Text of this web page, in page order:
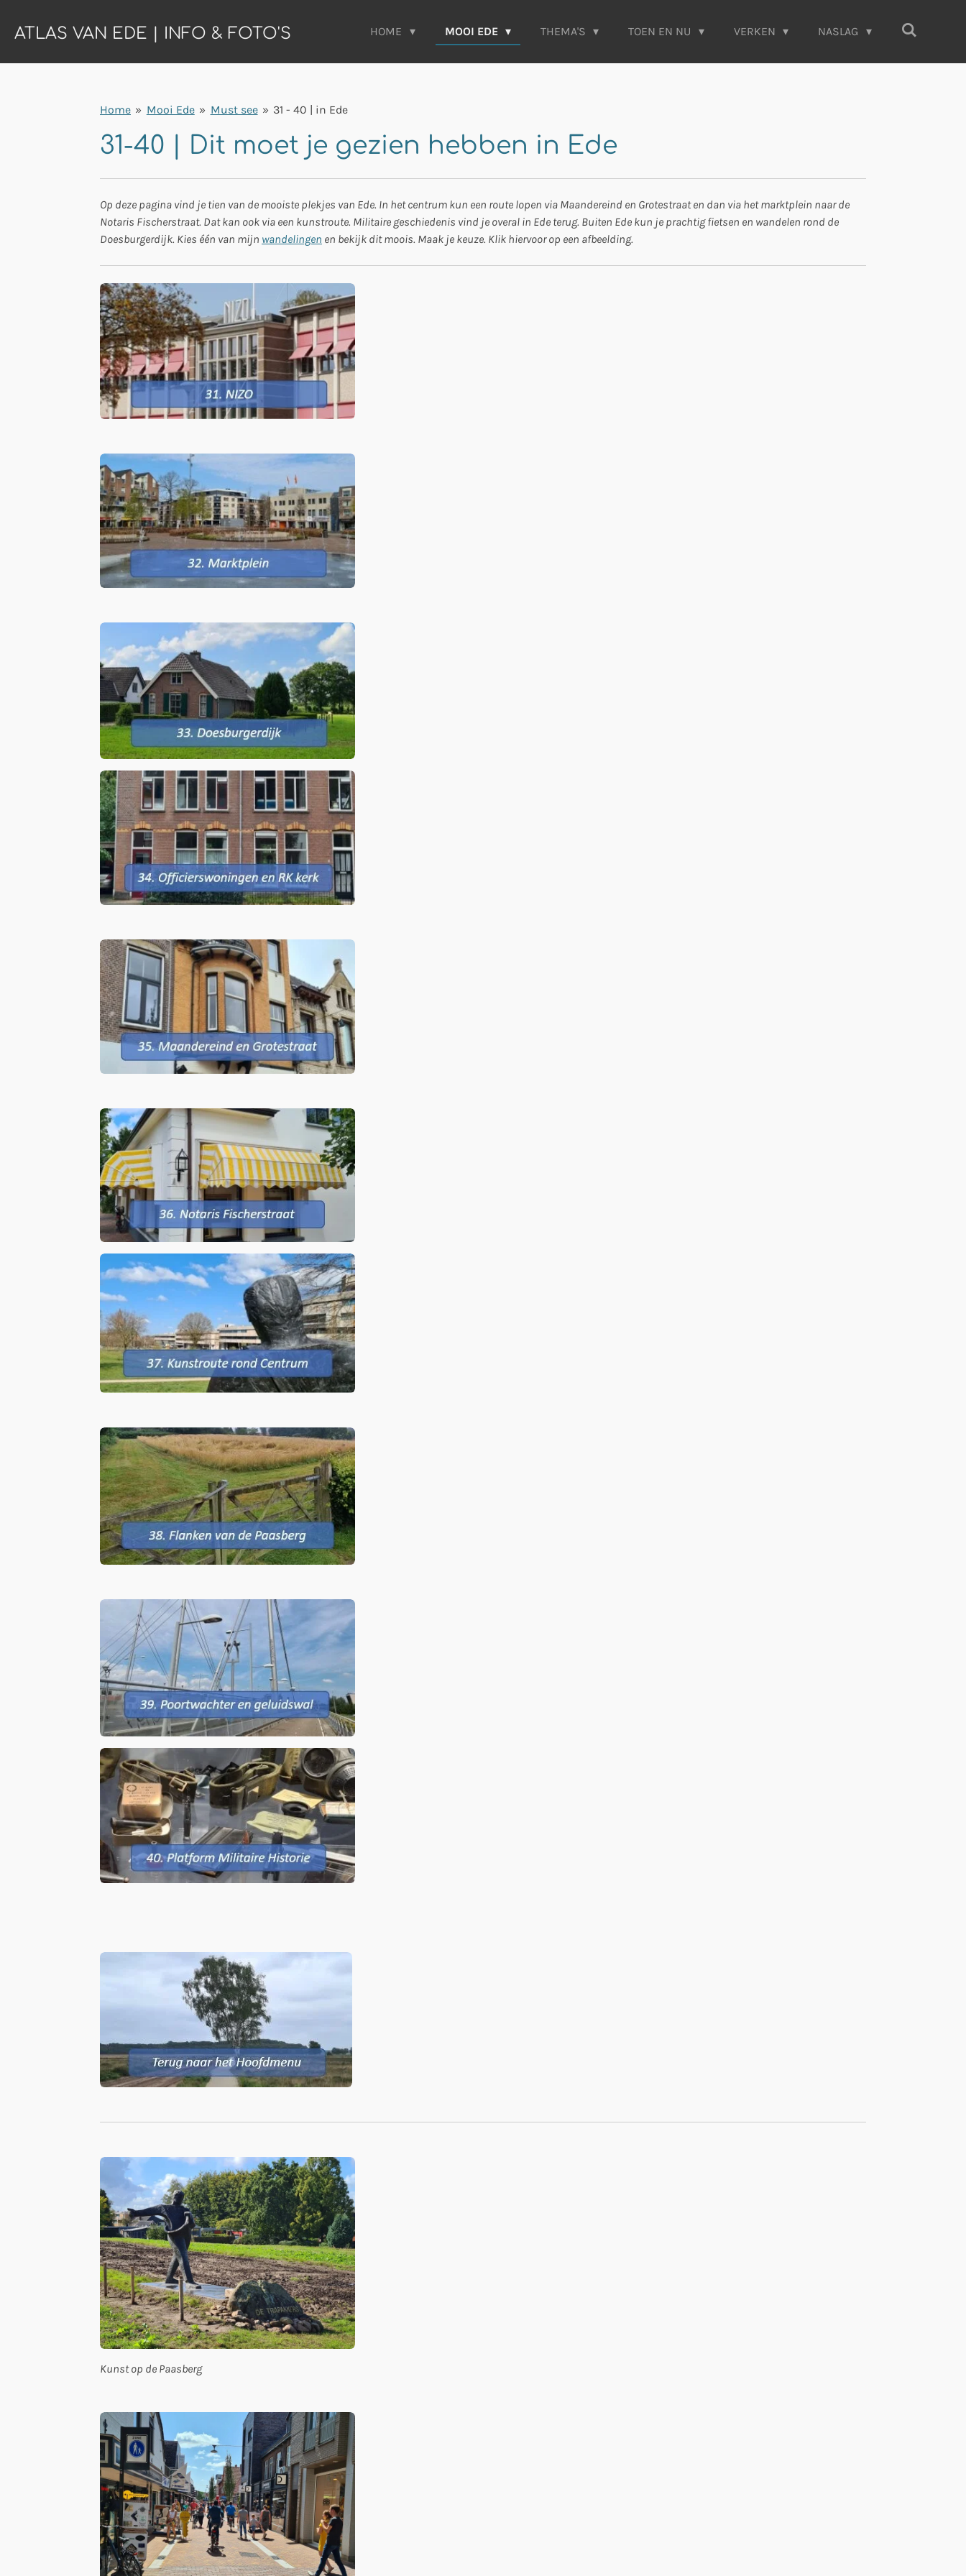
direct
de
ATLAS VAN EDE | INFO & FOTO'S HOME MOOI EDE THEMA'S TOEN EN NU VERKEN NASLAG
Home » Mooi Ede » Must see » 31 - 40 | in Ede
31-40 | Dit moet je gezien hebben in Ede
Op deze pagina vind je tien van de mooiste plekjes van Ede. In het centrum kun een route lopen via Maandereind en Grotestraat en dan via het marktplein naar de
Notaris Fischerstraat. Dat kan ook via een kunstroute. Militaire geschiedenis vind je overal in Ede terug. Buiten Ede kun je prachtig fietsen en wandelen rond de
Doesburgerdijk. Kies één van mijn wandelingen en bekijk dit moois. Maak je keuze. Klik hiervoor op een afbeelding.
Kunst op de Paasberg